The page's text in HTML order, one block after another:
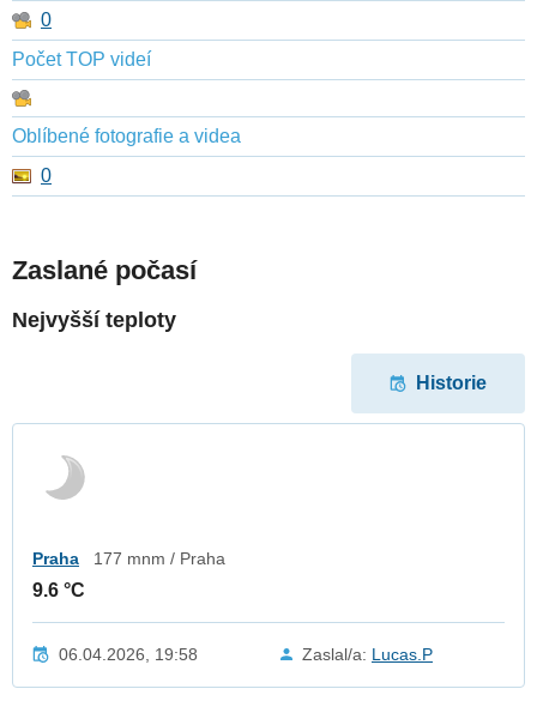
0
Počet TOP videí
Oblíbené fotografie a videa
0
Zaslané počasí
Nejvyšší teploty
Historie
Praha 177 mnm / Praha
9.6 °C
06.04.2026, 19:58 Zaslal/a: Lucas.P